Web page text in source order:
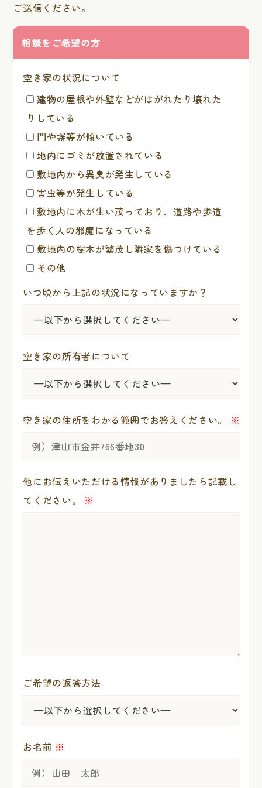
ご送信ください。
相談をご希望の方
空き家の状況について
建物の屋根や外壁などがはがれたり壊れた
りしている
門や塀等が傾いている
地内にゴミが放置されている
敷地内から異臭が発生している
害虫等が発生している
敷地内に木が生い茂っており、道路や歩道
を歩く人の邪魔になっている
敷地内の樹木が繁茂し隣家を傷つけている
その他
いつ頃から上記の状況になっていますか？
空き家の所有者について
空き家の住所をわかる範囲でお答えください。 ※
他にお伝えいただける情報がありましたら記載し
てください。
※
ご希望の返答方法
お名前 ※